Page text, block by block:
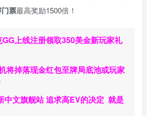
票最高奖励1500倍！
上线注册领取350美金新玩家礼
将掉落现金红包至牌局底池或玩家
中文旗舰站追求高EV的决定 就是